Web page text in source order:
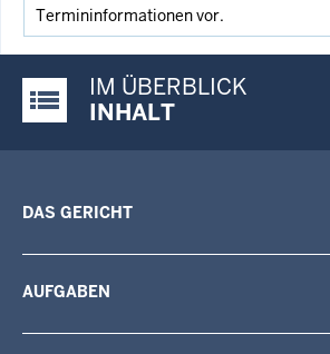
Termininformationen vor.
Justiz-Portal im Überblick:
IM ÜBERBLICK
INHALT
DAS GERICHT
AUFGABEN